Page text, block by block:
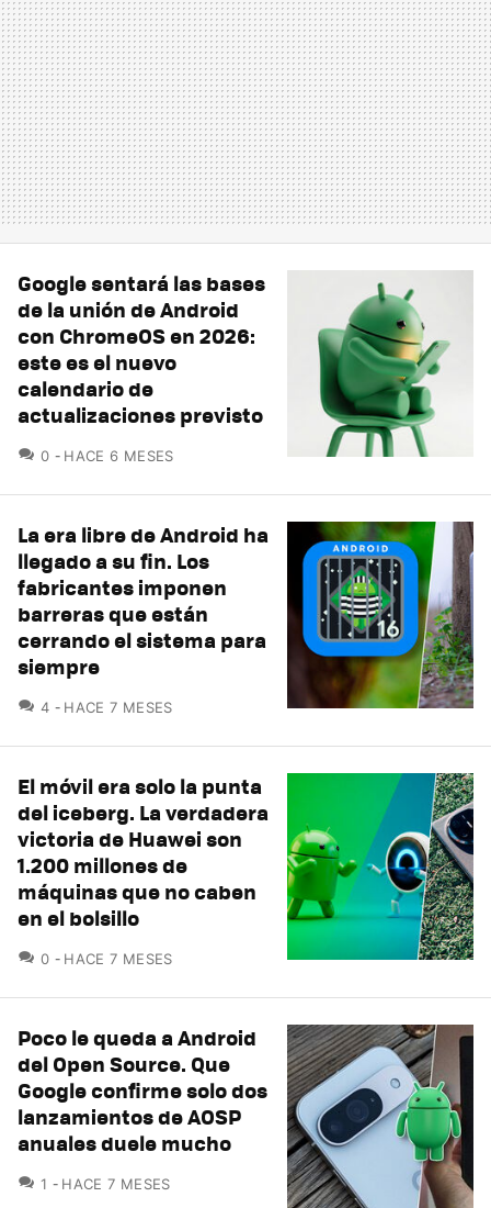
Google sentará las bases
de la unión de Android
con ChromeOS en 2026:
este es el nuevo
calendario de
actualizaciones previsto
0 COMENTARIOS
HACE 6 MESES
La era libre de Android ha
llegado a su fin. Los
fabricantes imponen
barreras que están
cerrando el sistema para
siempre
4 COMENTARIOS
HACE 7 MESES
El móvil era solo la punta
del iceberg. La verdadera
victoria de Huawei son
1.200 millones de
máquinas que no caben
en el bolsillo
0 COMENTARIOS
HACE 7 MESES
Poco le queda a Android
del Open Source. Que
Google confirme solo dos
lanzamientos de AOSP
anuales duele mucho
1 COMENTARIOS
HACE 7 MESES